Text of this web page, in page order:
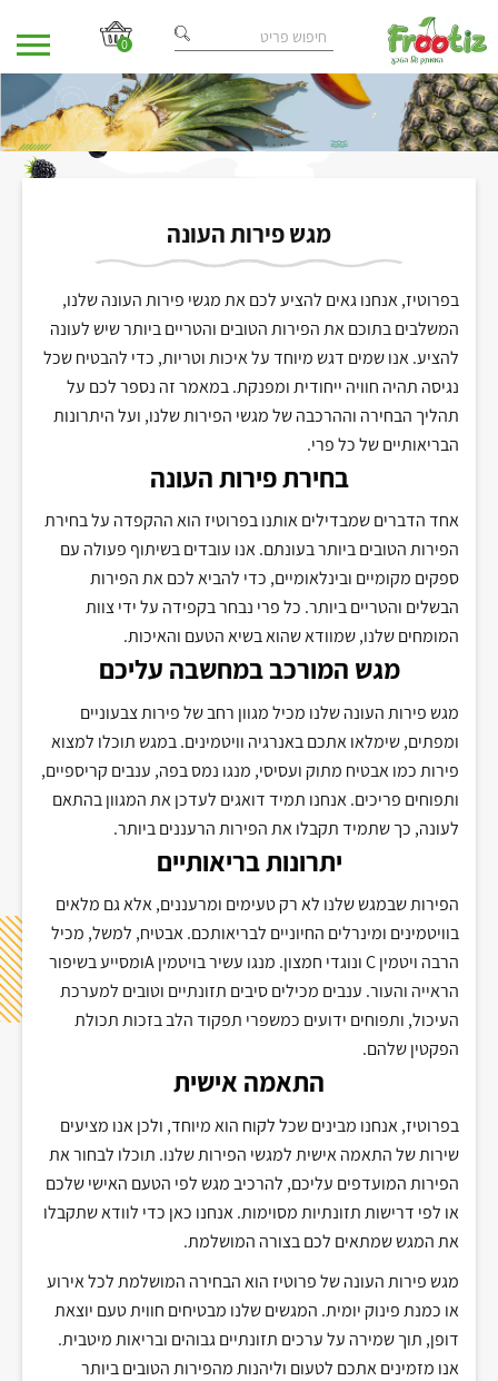
0
בית/מאמרים / מגש פירות העונה
מגש פירות העונה
בפרוטיז, אנחנו גאים להציע לכם את מגשי פירות העונה שלנו,
המשלבים בתוכם את הפירות הטובים והטריים ביותר שיש לעונה
להציע. אנו שמים דגש מיוחד על איכות וטריות, כדי להבטיח שכל
נגיסה תהיה חוויה ייחודית ומפנקת. במאמר זה נספר לכם על
תהליך הבחירה וההרכבה של מגשי הפירות שלנו, ועל היתרונות
הבריאותיים של כל פרי.
בחירת פירות העונה
אחד הדברים שמבדילים אותנו בפרוטיז הוא ההקפדה על בחירת
הפירות הטובים ביותר בעונתם. אנו עובדים בשיתוף פעולה עם
ספקים מקומיים ובינלאומיים, כדי להביא לכם את הפירות
הבשלים והטריים ביותר. כל פרי נבחר בקפידה על ידי צוות
המומחים שלנו, שמוודא שהוא בשיא הטעם והאיכות.
מגש המורכב במחשבה עליכם
מגש פירות העונה שלנו מכיל מגוון רחב של פירות צבעוניים
ומפתים, שימלאו אתכם באנרגיה וויטמינים. במגש תוכלו למצוא
פירות כמו אבטיח מתוק ועסיסי, מנגו נמס בפה, ענבים קריספיים,
ותפוחים פריכים. אנחנו תמיד דואגים לעדכן את המגוון בהתאם
לעונה, כך שתמיד תקבלו את הפירות הרעננים ביותר.
יתרונות בריאותיים
הפירות שבמגש שלנו לא רק טעימים ומרעננים, אלא גם מלאים
בוויטמינים ומינרלים החיוניים לבריאותכם. אבטיח, למשל, מכיל
הרבה ויטמיןCונוגדי חמצון. מנגו עשיר בויטמיןAומסייע בשיפור
הראייה והעור. ענבים מכילים סיבים תזונתיים וטובים למערכת
העיכול, ותפוחים ידועים כמשפרי תפקוד הלב בזכות תכולת
הפקטין שלהם.
התאמה אישית
בפרוטיז, אנחנו מבינים שכל לקוח הוא מיוחד, ולכן אנו מציעים
שירות של התאמה אישית למגשי הפירות שלנו. תוכלו לבחור את
הפירות המועדפים עליכם, להרכיב מגש לפי הטעם האישי שלכם
או לפי דרישות תזונתיות מסוימות. אנחנו כאן כדי לוודא שתקבלו
את המגש שמתאים לכם בצורה המושלמת.
מגש פירות העונה של פרוטיז הוא הבחירה המושלמת לכל אירוע
או כמנת פינוק יומית. המגשים שלנו מבטיחים חווית טעם יוצאת
דופן, תוך שמירה על ערכים תזונתיים גבוהים ובריאות מיטבית.
אנו מזמינים אתכם לטעום וליהנות מהפירות הטובים ביותר